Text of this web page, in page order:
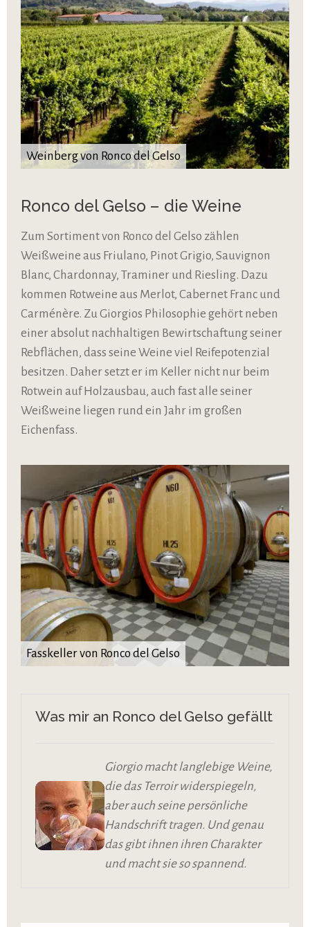
Weinberg von Ronco del Gelso
Ronco del Gelso – die Weine
Zum Sortiment von Ronco del Gelso zählen
Weißweine aus Friulano, Pinot Grigio, Sauvignon
Blanc, Chardonnay, Traminer und Riesling. Dazu
kommen Rotweine aus Merlot, Cabernet Franc und
Carménère. Zu Giorgios Philosophie gehört neben
einer absolut nachhaltigen Bewirtschaftung seiner
Rebflächen, dass seine Weine viel Reifepotenzial
besitzen. Daher setzt er im Keller nicht nur beim
Rotwein auf Holzausbau, auch fast alle seiner
Weißweine liegen rund ein Jahr im großen
Eichenfass.
Fasskeller von Ronco del Gelso
Was mir an Ronco del Gelso gefällt
Giorgio macht langlebige Weine,
die das Terroir widerspiegeln,
aber auch seine persönliche
Handschrift tragen. Und genau
das gibt ihnen ihren Charakter
und macht sie so spannend.